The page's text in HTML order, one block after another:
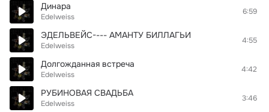
Динара
Edelweiss
6:59
ЭДЕЛЬВЕЙС---- АМАНТУ БИЛЛАГЬИ
Edelweiss
4:55
Долгожданная встреча
Edelweiss
4:42
РУБИНОВАЯ СВАДЬБА
Edelweiss
3:46